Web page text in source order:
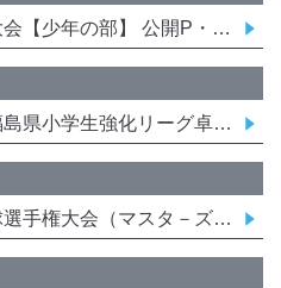
7/13 福島県総合スポーツ大会【少年の部】 公開P・結果
8/23 ２０２６年度第２回福島県小学生強化リーグ卓球大会 要項
7/12 令和８年度福島県卓球選手権大会（マスタ－ズの部） 兼 ２０２６年全日本卓球選手権大会（マスタ－ズの部）福島県予選会・要項・公開P・結果